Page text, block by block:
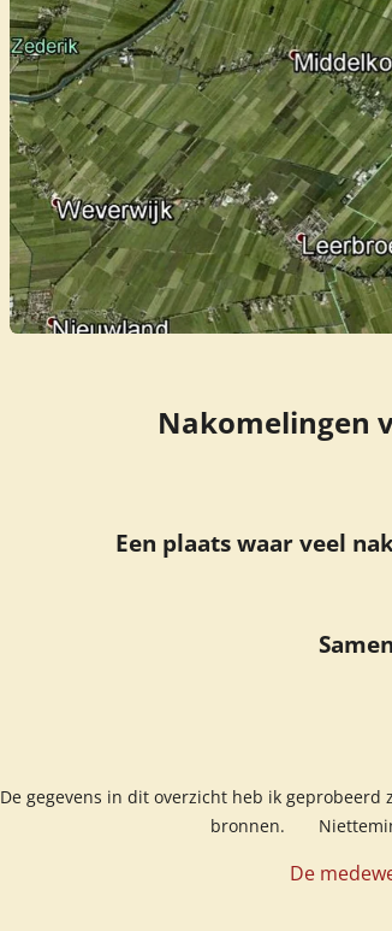
Nakomelingen
Een plaats waar veel
De gegevens in dit overzicht heb ik
bronnen. Niettemin
De